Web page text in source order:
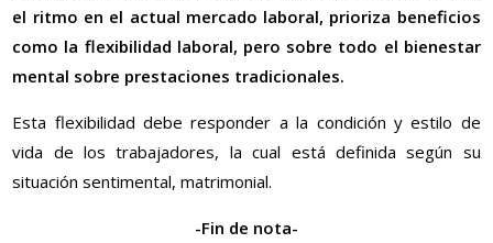
el ritmo en el actual mercado laboral, prioriza beneficios
como la flexibilidad laboral, pero sobre todo el bienestar
mental sobre prestaciones tradicionales.
Esta flexibilidad debe responder a la condición y estilo de
vida de los trabajadores, la cual está definida según su
situación sentimental, matrimonial.
-Fin de nota-